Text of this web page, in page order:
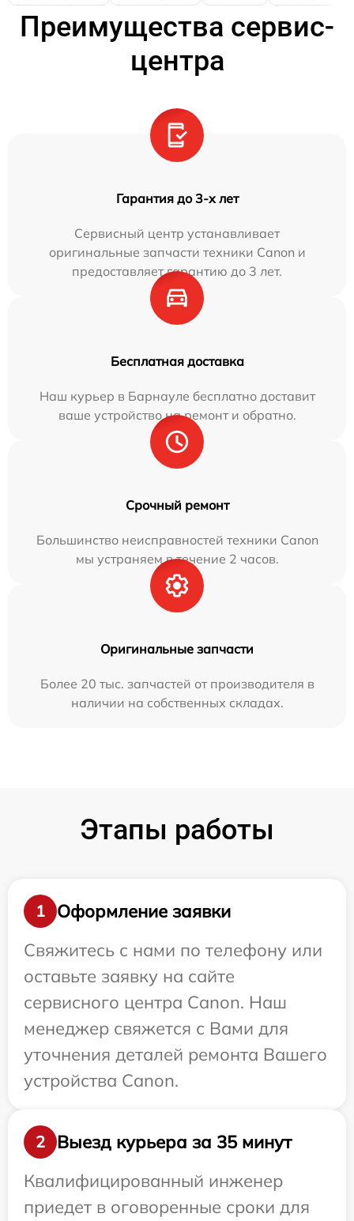
Преимущества сервис-
центра
Гарантия до 3-х лет
Сервисный центр устанавливает
оригинальные запчасти техники Canon и
предоставляет гарантию до 3 лет.
Бесплатная доставка
Наш курьер в Барнауле бесплатно доставит
ваше устройство на ремонт и обратно.
Срочный ремонт
Большинство неисправностей техники Canon
мы устраняем в течение 2 часов.
Оригинальные запчасти
Более 20 тыс. запчастей от производителя в
наличии на собственных складах.
Этапы работы
1
Оформление заявки
Свяжитесь с нами по телефону или
оставьте заявку на сайте
сервисного центра Canon. Наш
менеджер свяжется с Вами для
уточнения деталей ремонта Вашего
устройства Canon.
2
Выезд курьера за 35 минут
Квалифицированный инженер
приедет в оговоренные сроки для